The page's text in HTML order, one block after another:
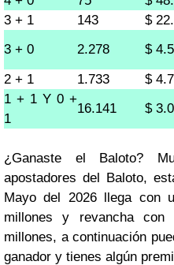
3 + 1
143 $
3 + 0
2.278 $
2 + 1
1.733 $
1 + 1 Y 0 +
1
16.141 $
¿Ganaste el Baloto?
apostadores del Baloto,
Mayo del 2026 llega con
millones y revancha
millones, a continuación
ganador y tienes algún